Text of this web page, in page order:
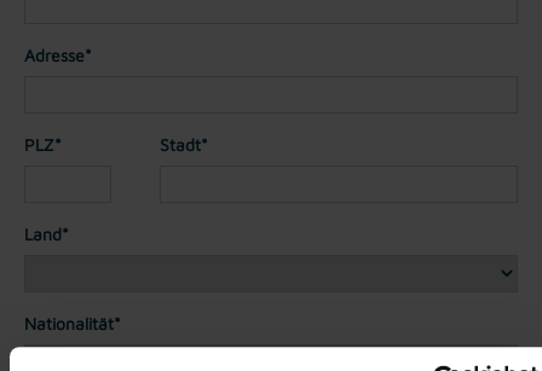
Adresse*
PLZ* Stadt*
Land*
Nationalität*